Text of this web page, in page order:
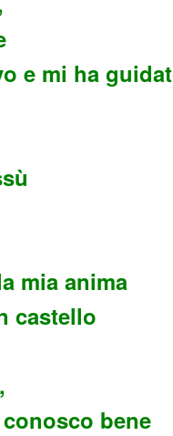
e mi ha
mia anima
castello
bene